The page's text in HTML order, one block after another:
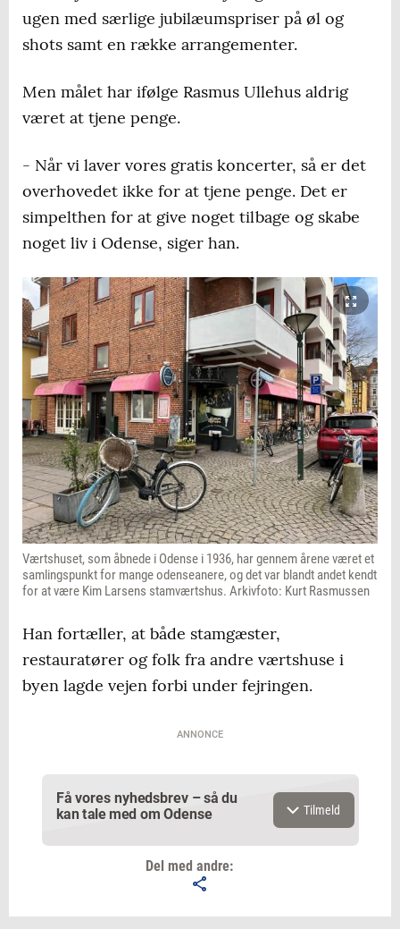
ugen med særlige jubilæumspriser på øl og
shots samt en række arrangementer.
Men målet har ifølge Rasmus Ullehus aldrig
været at tjene penge.
- Når vi laver vores gratis koncerter, så er det
overhovedet ikke for at tjene penge. Det er
simpelthen for at give noget tilbage og skabe
noget liv i Odense, siger han.
Værtshuset, som åbnede i Odense i 1936, har gennem årene været et
samlingspunkt for mange odenseanere, og det var blandt andet kendt
for at være Kim Larsens stamværtshus. Arkivfoto: Kurt Rasmussen
Han fortæller, at både stamgæster,
restauratører og folk fra andre værtshuse i
byen lagde vejen forbi under fejringen.
ANNONCE
Få vores nyhedsbrev – så du
kan tale med om Odense
Tilmeld
Del med andre: